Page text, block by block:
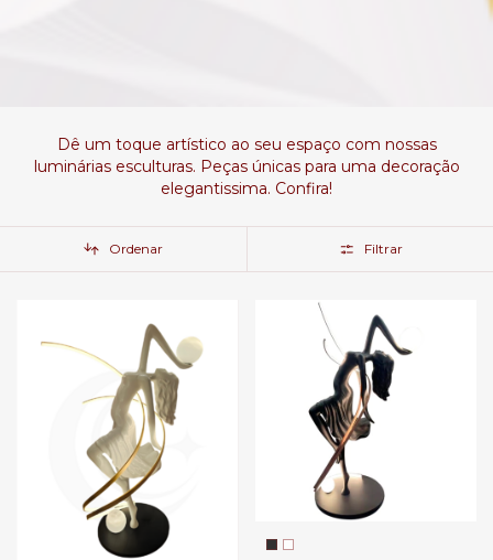
Dê um toque artístico ao seu espaço com nossas
luminárias esculturas. Peças únicas para uma decoração
elegantissima. Confira!
Ordenar Filtrar